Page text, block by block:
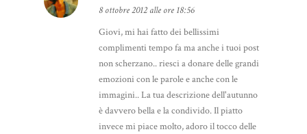
8 ottobre 2012 alle ore 18:56
Giovi, mi hai fatto dei bellissimi
complimenti tempo fa ma anche i tuoi post
non scherzano.. riesci a donare delle grandi
emozioni con le parole e anche con le
immagini.. La tua descrizione dell'autunno
è davvero bella e la condivido. Il piatto
invece mi piace molto, adoro il tocco delle